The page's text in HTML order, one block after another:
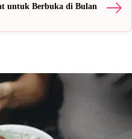
untuk Berbuka di Bulan